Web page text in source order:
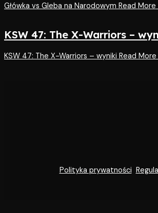
Główka vs Gleba na Narodowym Read More
KSW 47: The X-Warriors –
KSW 47: The X-Warriors – wyniki Read More
Polityka prywatności